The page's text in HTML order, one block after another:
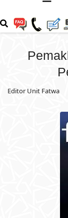
Editor Unit Fatwa